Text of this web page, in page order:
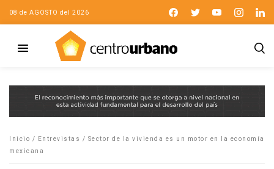
08 de AGOSTO del 2026
Inicio / Entrevistas / Sector de la vivienda es un motor en la economía
mexicana